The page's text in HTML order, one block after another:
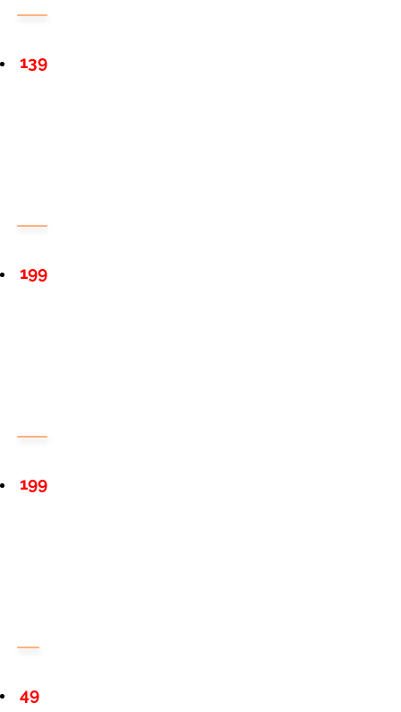
139
199
199
49